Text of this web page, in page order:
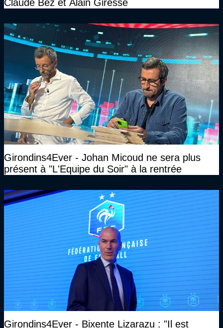
Claude Bez et Alain Giresse
Girondins4Ever - Johan Micoud ne sera plus
présent à "L'Equipe du Soir" à la rentrée
Girondins4Ever - Bixente Lizarazu : "Il est